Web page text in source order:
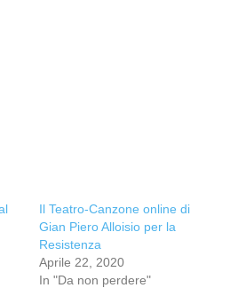
Il Teatro-Canzone online di
Gian Piero Alloisio per la
Resistenza
Aprile 22, 2020
In "Da non perdere"